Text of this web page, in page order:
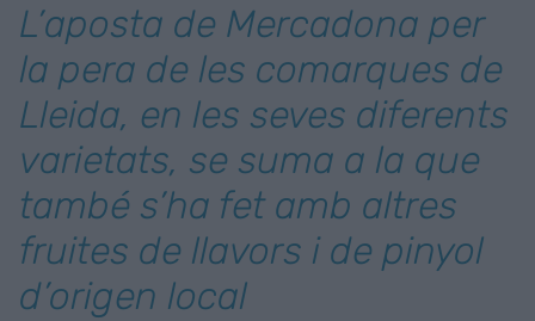
L’aposta de Mercadona per
la pera de les comarques de
Lleida, en les seves diferents
varietats, se suma a la que
també s’ha fet amb altres
fruites de llavors i de pinyol
d’origen local